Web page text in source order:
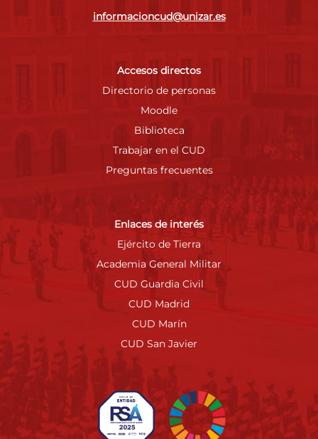
informacioncud@unizar.es
Accesos directos
Directorio de personas
Moodle
Biblioteca
Trabajar en el CUD
Preguntas frecuentes
Enlaces de interés
Ejército de Tierra
Academia General Militar
CUD Guardia Civil
CUD Madrid
CUD Marín
CUD San Javier